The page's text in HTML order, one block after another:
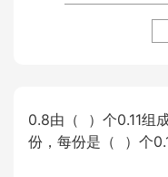
0.8由（ ）个0.11组
份，每份是（ ）个0.1